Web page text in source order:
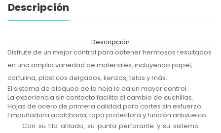
Descripción
Descripción
Disfrute de un mejor control para obtener hermosos resultados
en una amplia variedad de materiales, incluyendo papel,
cartulina, plásticos delgados, lienzos, telas y más.
El sistema de bloqueo de la hoja le da un mayor control.
La experiencia sin contacto facilita el cambio de cuchillas.
Hojas de acero de primera calidad para cortes sin esfuerzo.
Empuñadura acolchada, tapa protectora y función antivuelco.
Con su filo afilado, su punta perforante y su sistema